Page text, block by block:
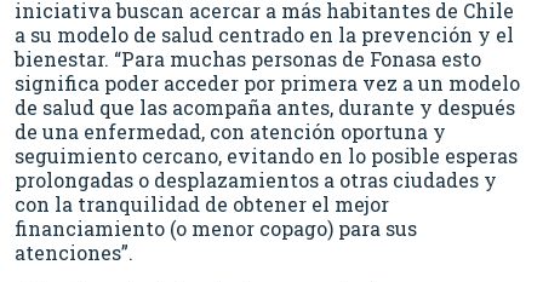
iniciativa buscan acercar a más habitantes de Chile
a su modelo de salud centrado en la prevención y el
bienestar. “Para muchas personas de Fonasa esto
significa poder acceder por primera vez a un modelo
de salud que las acompaña antes, durante y después
de una enfermedad, con atención oportuna y
seguimiento cercano, evitando en lo posible esperas
prolongadas o desplazamientos a otras ciudades y
con la tranquilidad de obtener el mejor
financiamiento (o menor copago) para sus
atenciones”.